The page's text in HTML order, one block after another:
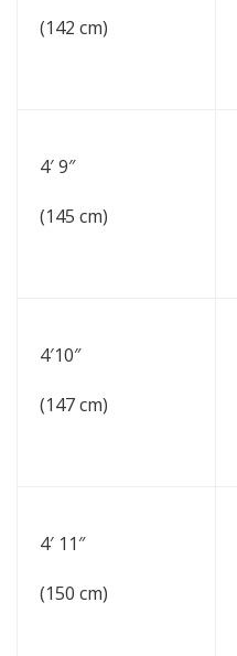
(142 cm)
4′ 9″
(145 cm)
4′10″
(147 cm)
4′ 11″
(150 cm)